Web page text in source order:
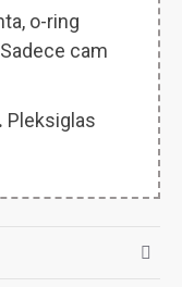
o-ring
cam
. Pleksiglas